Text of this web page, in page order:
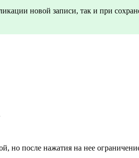
новой записи, так и при
но после нажатия на нее